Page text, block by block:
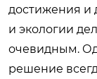
достижения и
и экологии
очевидным.
решение